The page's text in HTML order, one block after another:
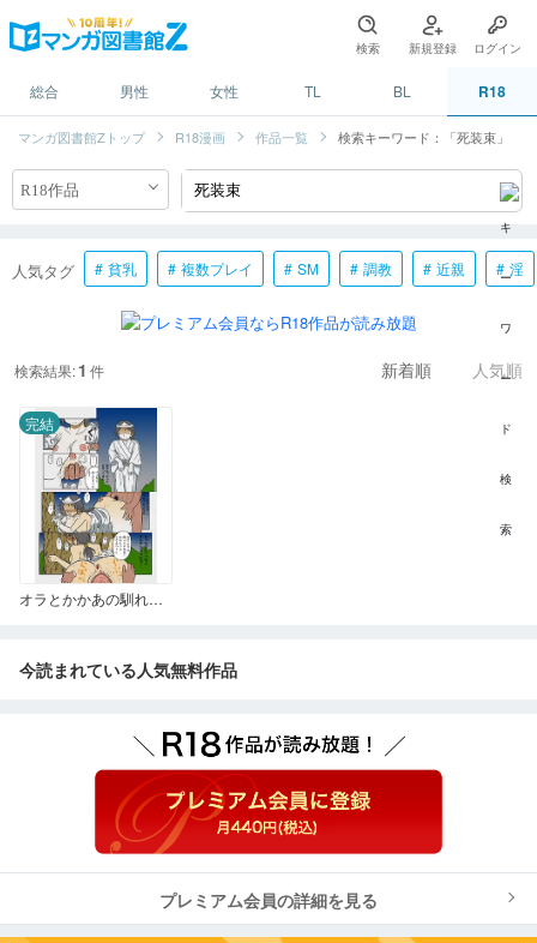
検索 新規登録 ログイン
総合 男性 女性 TL BL R18
マンガ図書館Zトップ R18漫画 作品一覧 検索キーワード：「死装束」
人気タグ 貧乳 複数プレイ SM 調教 近親 淫
検索結果:1 件 新着順 人気順
完結
オラとかかあの馴れ初め噺 作品名翻訳 (俺と嫁さんのなれそめのお話)
今読まれている人気無料作品
プレミアム会員の詳細を見る